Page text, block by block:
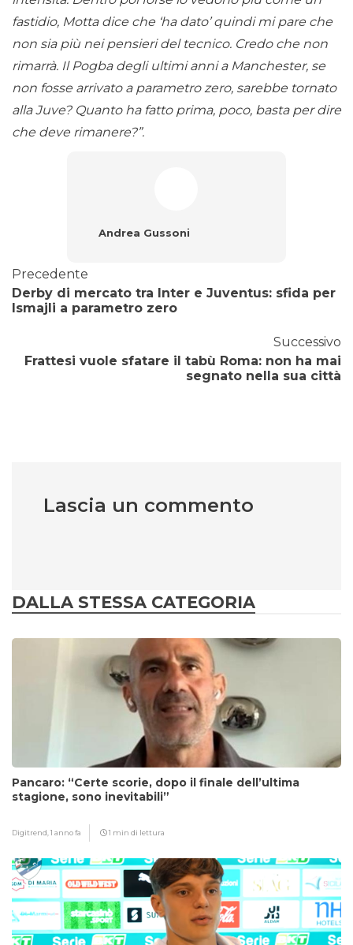
fastidio, Motta dice che ‘ha dato’ quindi mi pare che
non sia più nei pensieri del tecnico. Credo che non
rimarrà. Il Pogba degli ultimi anni a Manchester, se
non fosse arrivato a parametro zero, sarebbe tornato
alla Juve? Quanto ha fatto prima, poco, basta per dire
che deve rimanere?”.
Andrea Gussoni
Precedente
Derby di mercato tra Inter e Juventus: sfida per
Ismajli a parametro zero
Successivo
Frattesi vuole sfatare il tabù Roma: non ha mai
segnato nella sua città
Lascia un commento
DALLA STESSA CATEGORIA
Pancaro: “Certe scorie, dopo il finale dell’ultima
stagione, sono inevitabili”
Digitrend,1 anno fa 1 min di lettura